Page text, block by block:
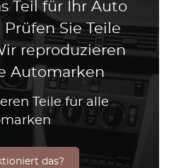
Teil für Ihr Auto
Sie Teile
reproduzieren
Automarken
Teile für alle
das?